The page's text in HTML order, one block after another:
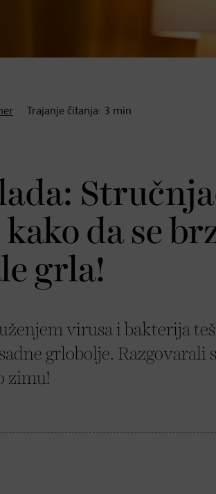
Trajanje čitanja: 3 min
da se
grla!
virusa i bakterija
grlobolje. Razgovarali
zimu!